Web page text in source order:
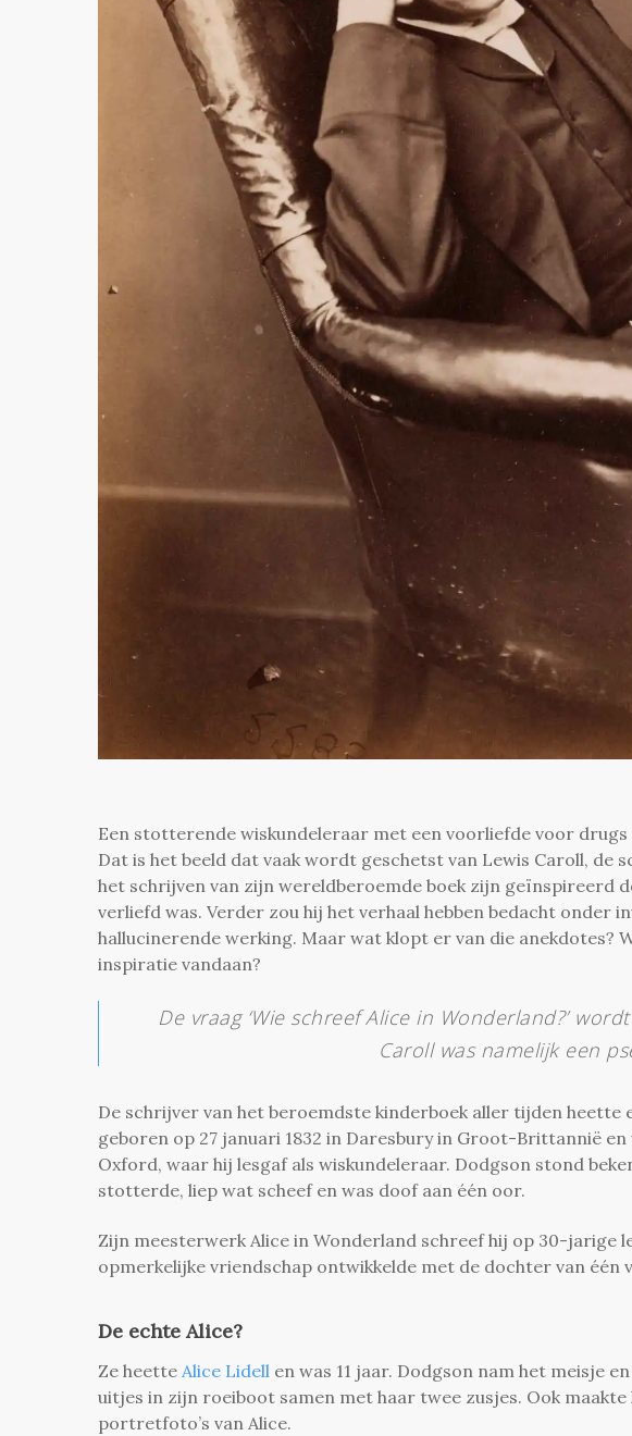
Een stotterende wiskundeleraar met een voorliefde voor
Dat is het beeld dat vaak wordt geschetst van Lewis Caroll, de
het schrijven van zijn wereldberoemde boek zijn geïnspireerd
verliefd was. Verder zou hij het verhaal hebben bedacht onder
hallucinerende werking. Maar wat klopt er van die anekdotes?
inspiratie vandaan?
De vraag ‘Wie schreef Alice in Wonderland?’
Caroll was namelijk een
De schrijver van het beroemdste kinderboek aller tijden heette
geboren op 27 januari 1832 in Daresbury in Groot-Brittannië
Oxford, waar hij lesgaf als wiskundeleraar. Dodgson stond
stotterde, liep wat scheef en was doof aan één oor.
Zijn meesterwerk Alice in Wonderland schreef hij op 30-jarige
opmerkelijke vriendschap ontwikkelde met de dochter van één
De echte Alice?
Ze heette Alice Lidell en was 11 jaar. Dodgson nam het meisje
uitjes in zijn roeiboot samen met haar twee zusjes. Ook
portretfoto’s van Alice.